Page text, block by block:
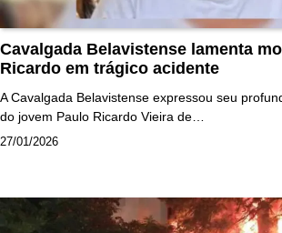
Cavalgada Belavistense lamenta
Ricardo em trágico acidente
A Cavalgada Belavistense expressou seu
do jovem Paulo Ricardo Vieira de…
27/01/2026